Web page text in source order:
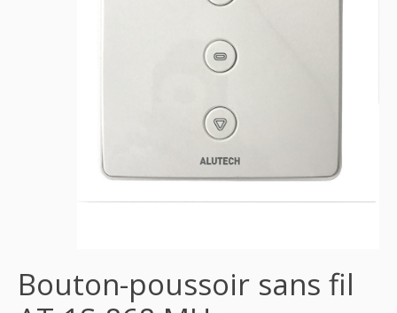
Bouton-poussoir sans fil